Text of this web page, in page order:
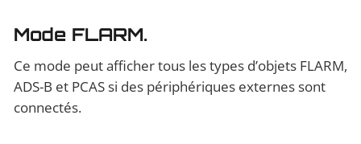
Mode FLARM.
Ce mode peut afficher tous les types d’objets FLARM,
ADS-B et PCAS si des périphériques externes sont
connectés.